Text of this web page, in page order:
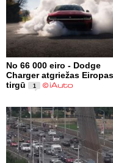
No 66 000 eiro - Dodge
Charger atgriežas Eiropas
tirgū
1